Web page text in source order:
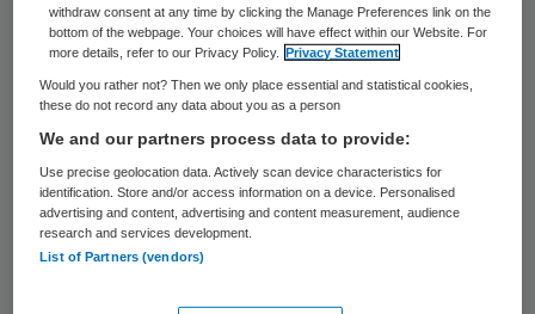
Ook nu ben ik weer onder de indruk van de
openheid en betrokkenheid waarmee ze
zich presenteren in het gesprek. Het gaat al
een stukje beter, concluderen we. We
ontwikkelen gezamenlijk steeds meer
inzicht in de aard van de piekergedachten
en hoe ze aan de kant te schuiven, we
withdraw consent at any time by clicking the Manage Preferences link on the
bottom of the webpage. Your choices will have effect within our Website. For
more details, refer to our Privacy Policy.
Privacy Statement
Would you rather not? Then we only place essential and statistical cookies,
these do not record any data about you as a person
We and our partners process data to provide:
Use precise geolocation data. Actively scan device characteristics for
identification. Store and/or access information on a device. Personalised
advertising and content, advertising and content measurement, audience
research and services development.
List of Partners (vendors)